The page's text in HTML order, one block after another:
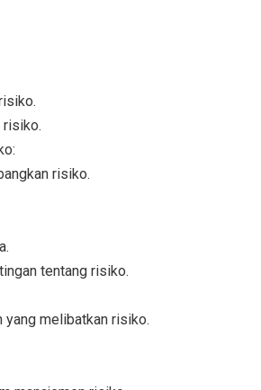
risiko.
risiko.
tentang risiko.
yang melibatkan risiko.